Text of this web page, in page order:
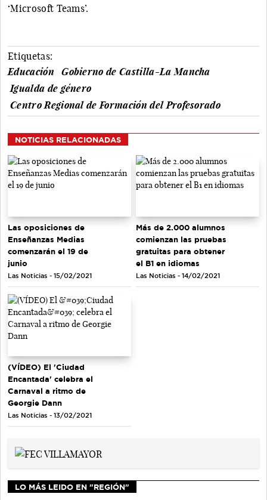
‘Microsoft Teams’.
Etiquetas:
Educación
Gobierno de Castilla-La Mancha
Igualda de género
Centro Regional de Formación del Profesorado
NOTICIAS RELACIONADAS
Las oposiciones de
Enseñanzas Medias
comenzarán el 19 de
junio
Las Noticias - 15/02/2021
Más de 2.000 alumnos
comienzan las pruebas
gratuitas para obtener
el B1 en idiomas
Las Noticias - 14/02/2021
(VÍDEO) El 'Ciudad
Encantada' celebra el
Carnaval a ritmo de
Georgie Dann
Las Noticias - 13/02/2021
LO MÁS LEIDO EN "REGIÓN"